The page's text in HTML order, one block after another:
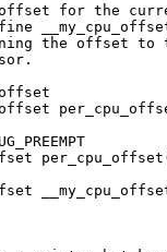
for the
the offset to